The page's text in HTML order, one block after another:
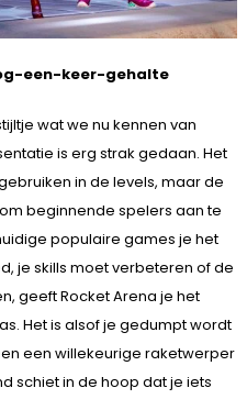
een-keer-gehalte
wat we nu kennen van
is erg strak gedaan. Het
in de levels, maar de
beginnende spelers aan te
populaire games je het
je skills moet verbeteren of de
geeft Rocket Arena je het
Het is alsof je gedumpt wordt
een willekeurige raketwerper
schiet in de hoop dat je iets